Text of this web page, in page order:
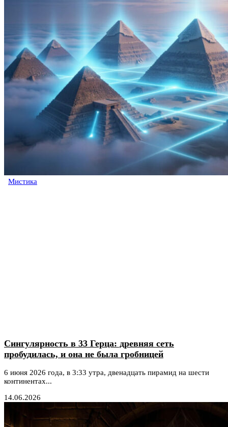
Мистика
Сингулярность в 33 Герца: древняя сеть
пробудилась, и она не была гробницей
6 июня 2026 года, в 3:33 утра, двенадцать пирамид на шести
континентах...
14.06.2026